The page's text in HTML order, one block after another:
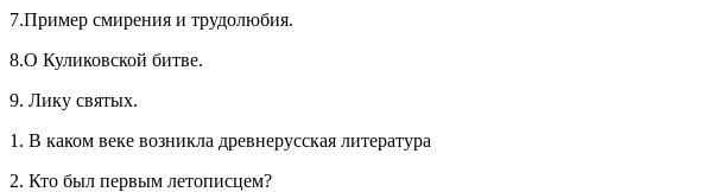
7.Пример смирения и трудолюбия.
8.О Куликовской битве.
9. Лику святых.
1. В каком веке возникла древнерусская литература
2. Кто был первым летописцем?